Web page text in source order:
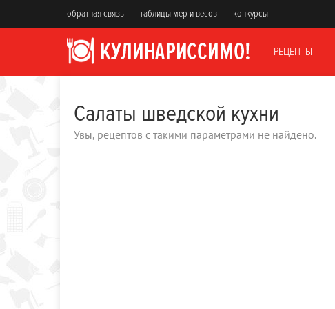
обратная связь таблицы мер и весов конкурсы
РЕЦЕПТЫ
Салаты шведской кухни
Увы, рецептов с такими параметрами не найдено.